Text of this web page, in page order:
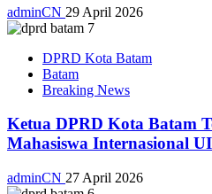
adminCN 29 April 2026
DPRD Kota Batam
Batam
Breaking News
Ketua DPRD Kota Batam
Mahasiswa Internasional
adminCN 27 April 2026